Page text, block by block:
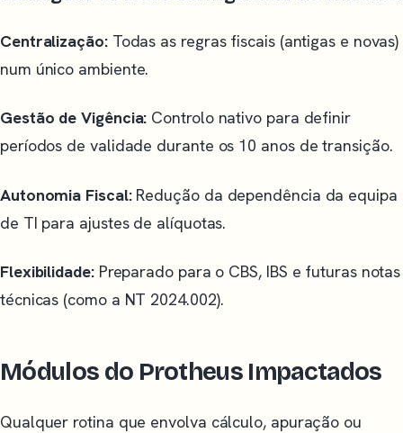
Centralização:Todas as regras fiscais (antigas e novas)
num único ambiente.
Gestão de Vigência: Controlo nativo para definir
períodos de validade durante os 10 anos de transição.
Autonomia Fiscal:Redução da dependência da equipa
de TI para ajustes de alíquotas.
Flexibilidade:Preparado para o CBS, IBS e futuras notas
técnicas (como a NT 2024.002).
Módulos do Protheus Impactados
Qualquer rotina que envolva cálculo, apuração ou